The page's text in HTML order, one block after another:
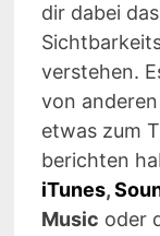
dir dabei
verstehen.
von
etwas zum
berichten
iTunes,
Music oder